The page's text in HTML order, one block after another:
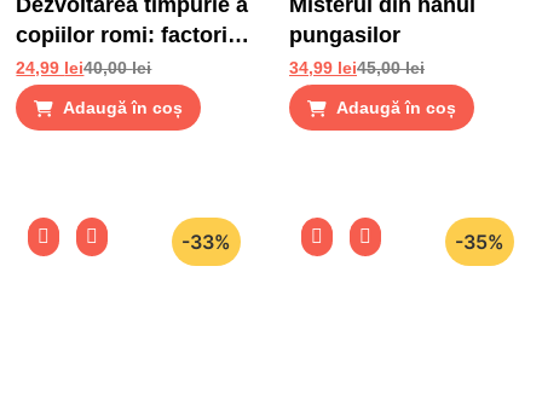
copiilor romi: factori
de risc si factori de
protectie
40,00lei
24,99 lei
Adaugă în coș
pungasilor
45,00lei
34,99 lei
Adaugă în coș
-33% -35%